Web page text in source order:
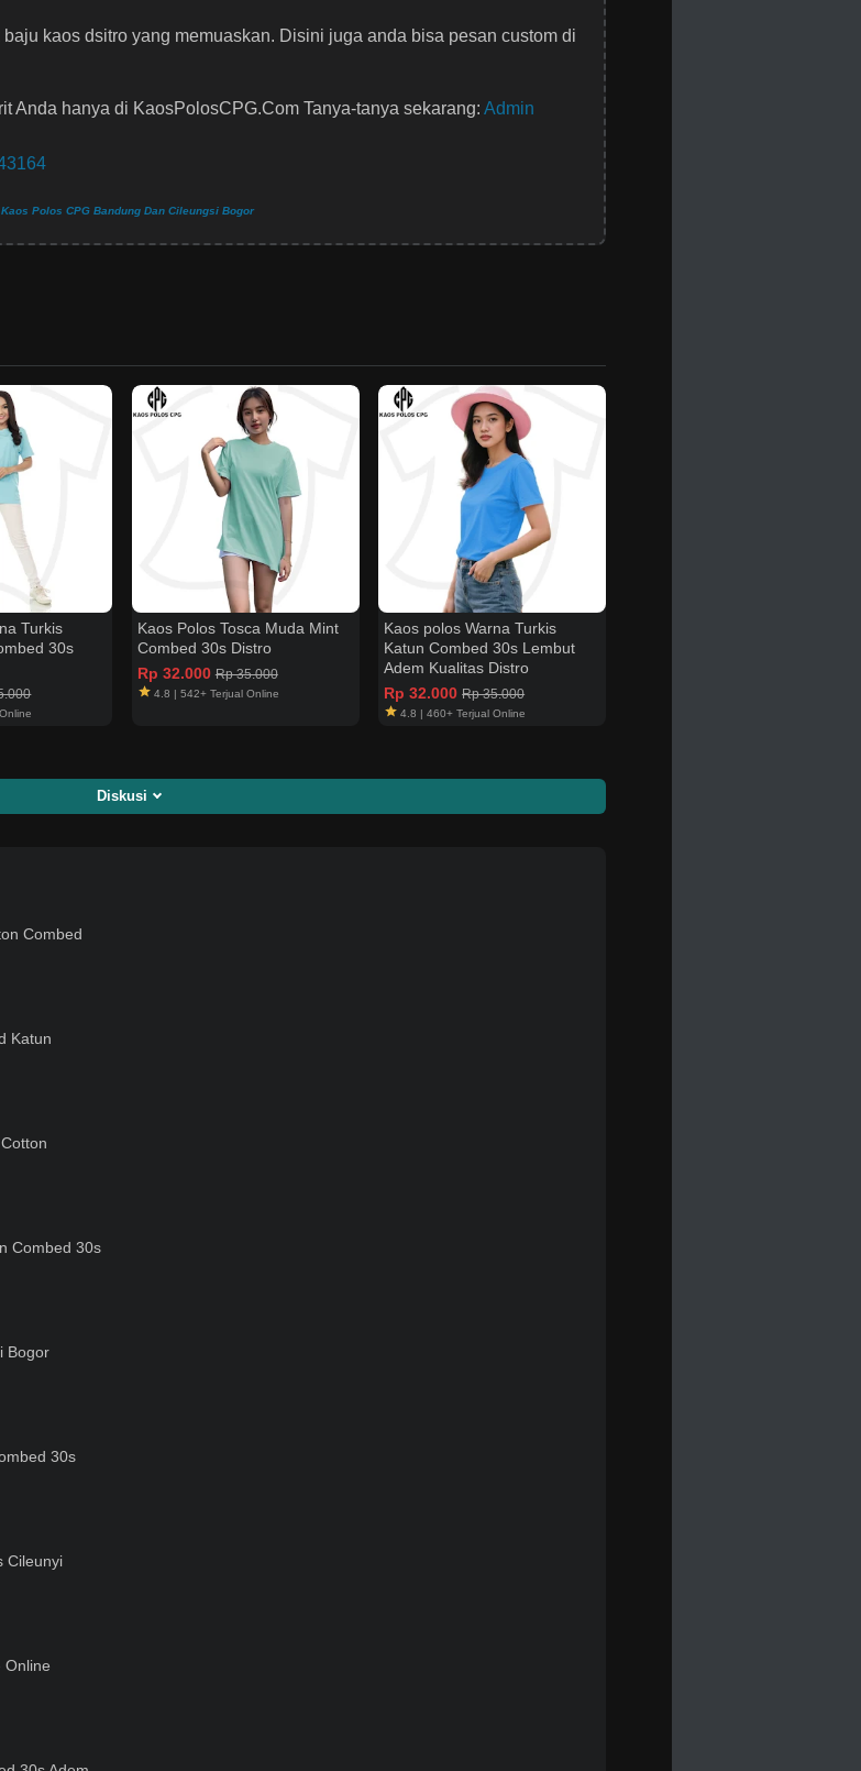
kaos dsitro yang memuaskan. Disini juga anda bisa pesan custom di
Anda hanya di KaosPolosCPG.Com Tanya-tanya sekarang: Admin
Kaos Polos CPG Bandung Dan Cileungsi Bogor
Turkis
30s
Kaos Polos Tosca Muda Mint
Combed 30s Distro
Rp 32.000Rp 35.000
4.8 | 542+ Terjual Online
Kaos polos Warna Turkis
Katun Combed 30s Lembut
Adem Kualitas Distro
Rp 32.000Rp 35.000
4.8 | 460+ Terjual Online
Diskusi
Combed
Katun
Combed 30s
Bogor
30s
Cileunyi
Online